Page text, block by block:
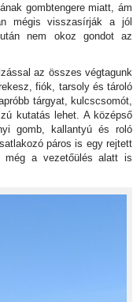
gombtengere miatt, ám
mégis visszasírják a jól
nem okoz gondot az
az összes végtagunk
fiók, tarsoly és tároló
tárgyat, kulcscsomót,
kutatás lehet. A középső
gomb, kallantyú és roló
páros is egy rejtett
még a vezetőülés alatt is